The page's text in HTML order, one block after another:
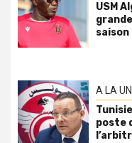
USM
saison
A LA
poste